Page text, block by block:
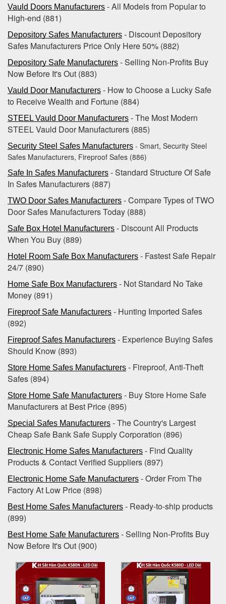
Vauld Doors Manufacturers - All Models from Popular to
High-end‎ (881)
Depository Safes Manufacturers - Discount Depository
Safes Manufacturers Price Only Here 50% (882)
Depository Safe Manufacturers - Selling Non-Profits Buy
Now Before It's Out (883)
Vauld Door Manufacturers - How to Choose a Lucky Safe
to Receive Wealth and Fortune (884)
STEEL Vauld Door Manufacturers - The Most Modern
STEEL Vauld Door Manufacturers (885)
Security Steel Safes Manufacturers - Smart, Security Steel
Safes Manufacturers, Fireproof Safes (886)
Safe In Safes Manufacturers - Standard Structure Of Safe
In Safes Manufacturers (887)
TWO Door Safes Manufacturers - Compare Types of TWO
Door Safes Manufacturers Today (888)
Safe Box Hotel Manufacturers - Discount All Products
When You Buy (889)
Hotel Room Safe Box Manufacturers - Fastest Safe Repair
24/7 (890)
Home Safe Box Manufacturers - Not Standard No Take
Money (891)
Fireproof Safe Manufacturers - Hunting Imported Safes
(892)
Fireproof Safes Manufacturers - Experience Buying Safes
Should Know (893)
Store Home Safes Manufacturers - Fireproof, Anti-Theft
Safes (894)
Store Home Safe Manufacturers - Buy Store Home Safe
Manufacturers at Best Price (895)
Special Safes Manufacturers - The Country's Largest
Cheap Safe Bank Safe Supply Corporation (896)
Electronic Home Safes Manufacturers - Find Quality
Products & Contact Verified Suppliers (897)
Electronic Home Safe Manufacturers - Order From The
Factory At Low Price (898)
Best Home Safes Manufacturers - Ready-to-ship products
(899)
Best Home Safe Manufacturers - Selling Non-Profits Buy
Now Before It's Out (900)